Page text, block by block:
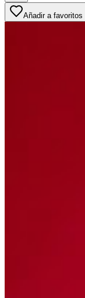
Añadir a favoritos